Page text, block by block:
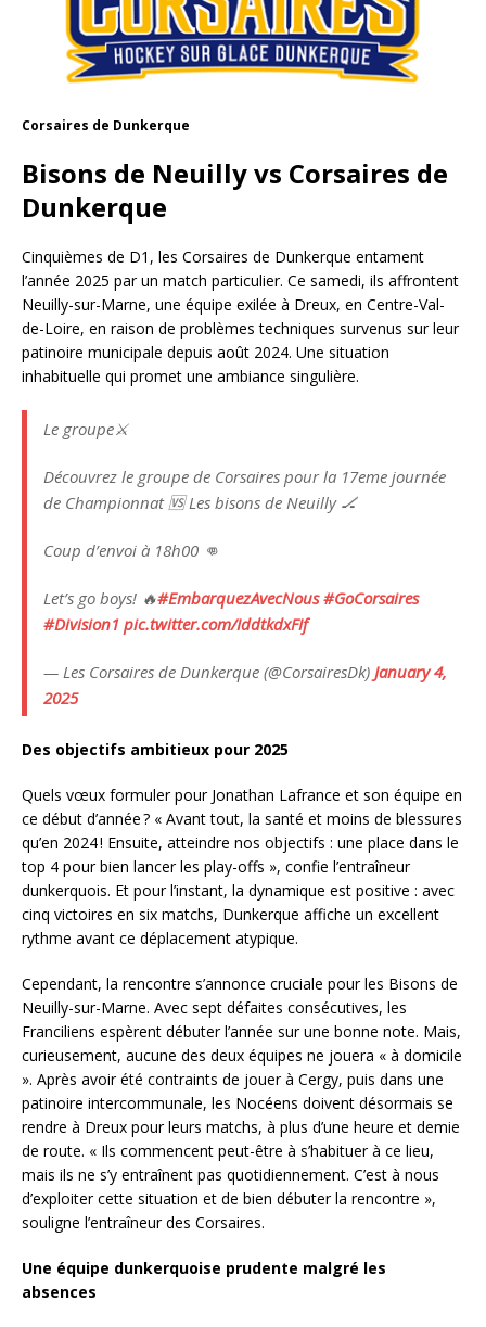
Corsaires de Dunkerque
Bisons de Neuilly vs Corsaires de
Dunkerque
Cinquièmes de D1, les Corsaires de Dunkerque entament
l’année 2025 par un match particulier. Ce samedi, ils affrontent
Neuilly-sur-Marne, une équipe exilée à Dreux, en Centre-Val-
de-Loire, en raison de problèmes techniques survenus sur leur
patinoire municipale depuis août 2024. Une situation
inhabituelle qui promet une ambiance singulière.
Le groupe⚔️
Découvrez le groupe de Corsaires pour la 17eme journée
de Championnat 🆚 Les bisons de Neuilly 🏒
Coup d’envoi à 18h00 👊
Let’s go boys! 🔥#EmbarquezAvecNous #GoCorsaires
#Division1 pic.twitter.com/IddtkdxFIf
— Les Corsaires de Dunkerque (@CorsairesDk) January 4,
2025
Des objectifs ambitieux pour 2025
Quels vœux formuler pour Jonathan Lafrance et son équipe en
ce début d’année ? « Avant tout, la santé et moins de blessures
qu’en 2024 ! Ensuite, atteindre nos objectifs : une place dans le
top 4 pour bien lancer les play-offs », confie l’entraîneur
dunkerquois. Et pour l’instant, la dynamique est positive : avec
cinq victoires en six matchs, Dunkerque affiche un excellent
rythme avant ce déplacement atypique.
Cependant, la rencontre s’annonce cruciale pour les Bisons de
Neuilly-sur-Marne. Avec sept défaites consécutives, les
Franciliens espèrent débuter l’année sur une bonne note. Mais,
curieusement, aucune des deux équipes ne jouera « à domicile
». Après avoir été contraints de jouer à Cergy, puis dans une
patinoire intercommunale, les Nocéens doivent désormais se
rendre à Dreux pour leurs matchs, à plus d’une heure et demie
de route. « Ils commencent peut-être à s’habituer à ce lieu,
mais ils ne s’y entraînent pas quotidiennement. C’est à nous
d’exploiter cette situation et de bien débuter la rencontre »,
souligne l’entraîneur des Corsaires.
Une équipe dunkerquoise prudente malgré les
absences